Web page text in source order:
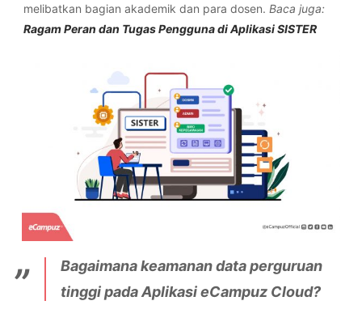
melibatkan bagian akademik dan para dosen. Baca juga:
Ragam Peran dan Tugas Pengguna di Aplikasi SISTER
Bagaimana keamanan data perguruan
tinggi pada Aplikasi eCampuz Cloud?